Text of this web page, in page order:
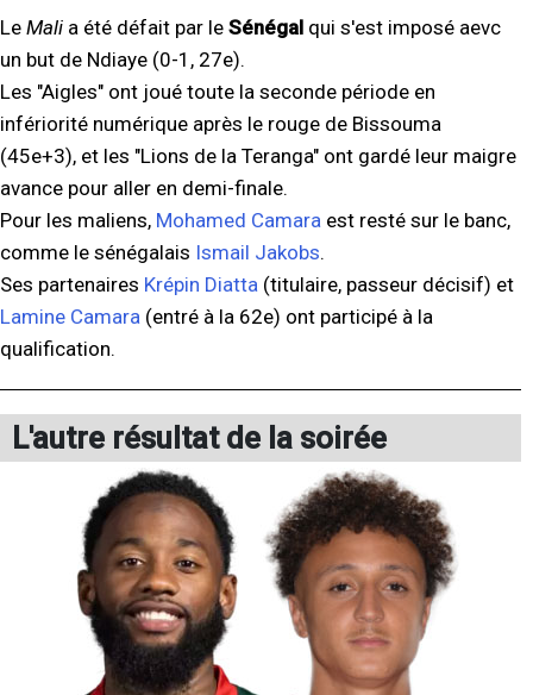
Le Mali a été défait par le Sénégal qui s'est imposé aevc
un but de Ndiaye (0-1, 27e).
Les "Aigles" ont joué toute la seconde période en
infériorité numérique après le rouge de Bissouma
(45e+3), et les "Lions de la Teranga" ont gardé leur maigre
avance pour aller en demi-finale.
Pour les maliens, Mohamed Camara est resté sur le banc,
comme le sénégalais Ismail Jakobs.
Ses partenaires Krépin Diatta (titulaire, passeur décisif) et
Lamine Camara (entré à la 62e) ont participé à la
qualification.
L'autre résultat de la soirée